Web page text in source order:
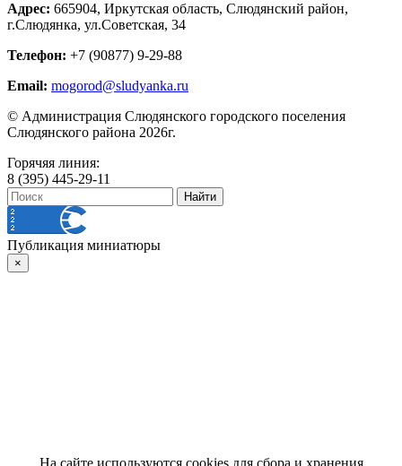
Адрес: 665904, Иркутская область, Слюдянский район,
г.Слюдянка, ул.Советская, 34
Телефон: +7 (90877) 9-29-88
Email: mogorod@sludyanka.ru
© Администрация Слюдянского городского поселения
Слюдянского района 2026г.
Горячяя линия:
8 (395) 445-29-11
Публикация миниатюры
×